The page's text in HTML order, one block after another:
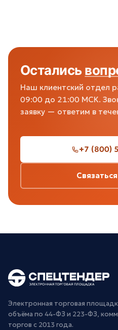
Остались
Наш клиентский отдел
09:00 до 21:00 МСК.
заявку — ответим в
+7 (800)
Электронная торговая
объёма по 44-ФЗ и 223-ФЗ,
торгов с 2013 года.